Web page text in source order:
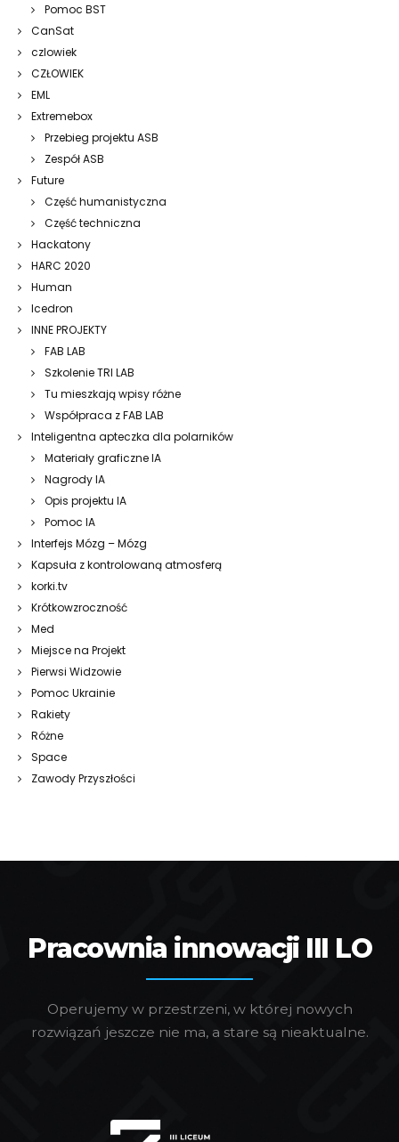
Pomoc BST
CanSat
czlowiek
CZŁOWIEK
EML
Extremebox
Przebieg projektu ASB
Zespół ASB
Future
Część humanistyczna
Część techniczna
Hackatony
HARC 2020
Human
Icedron
INNE PROJEKTY
FAB LAB
Szkolenie TRI LAB
Tu mieszkają wpisy różne
Współpraca z FAB LAB
Inteligentna apteczka dla polarników
Materiały graficzne IA
Nagrody IA
Opis projektu IA
Pomoc IA
Interfejs Mózg – Mózg
Kapsuła z kontrolowaną atmosferą
korki.tv
Krótkowzroczność
Med
Miejsce na Projekt
Pierwsi Widzowie
Pomoc Ukrainie
Rakiety
Różne
Space
Zawody Przyszłości
Pracownia innowacji III LO
Operujemy w przestrzeni, w której nowych
rozwiązań jeszcze nie ma, a stare są nieaktualne.